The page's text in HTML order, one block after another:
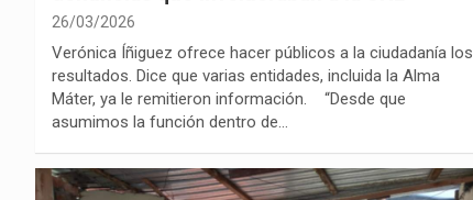
26/03/2026
Verónica Íñiguez ofrece hacer públicos a la ciudadanía los
resultados. Dice que varias entidades, incluida la Alma
Máter, ya le remitieron información. “Desde que
asumimos la función dentro de…